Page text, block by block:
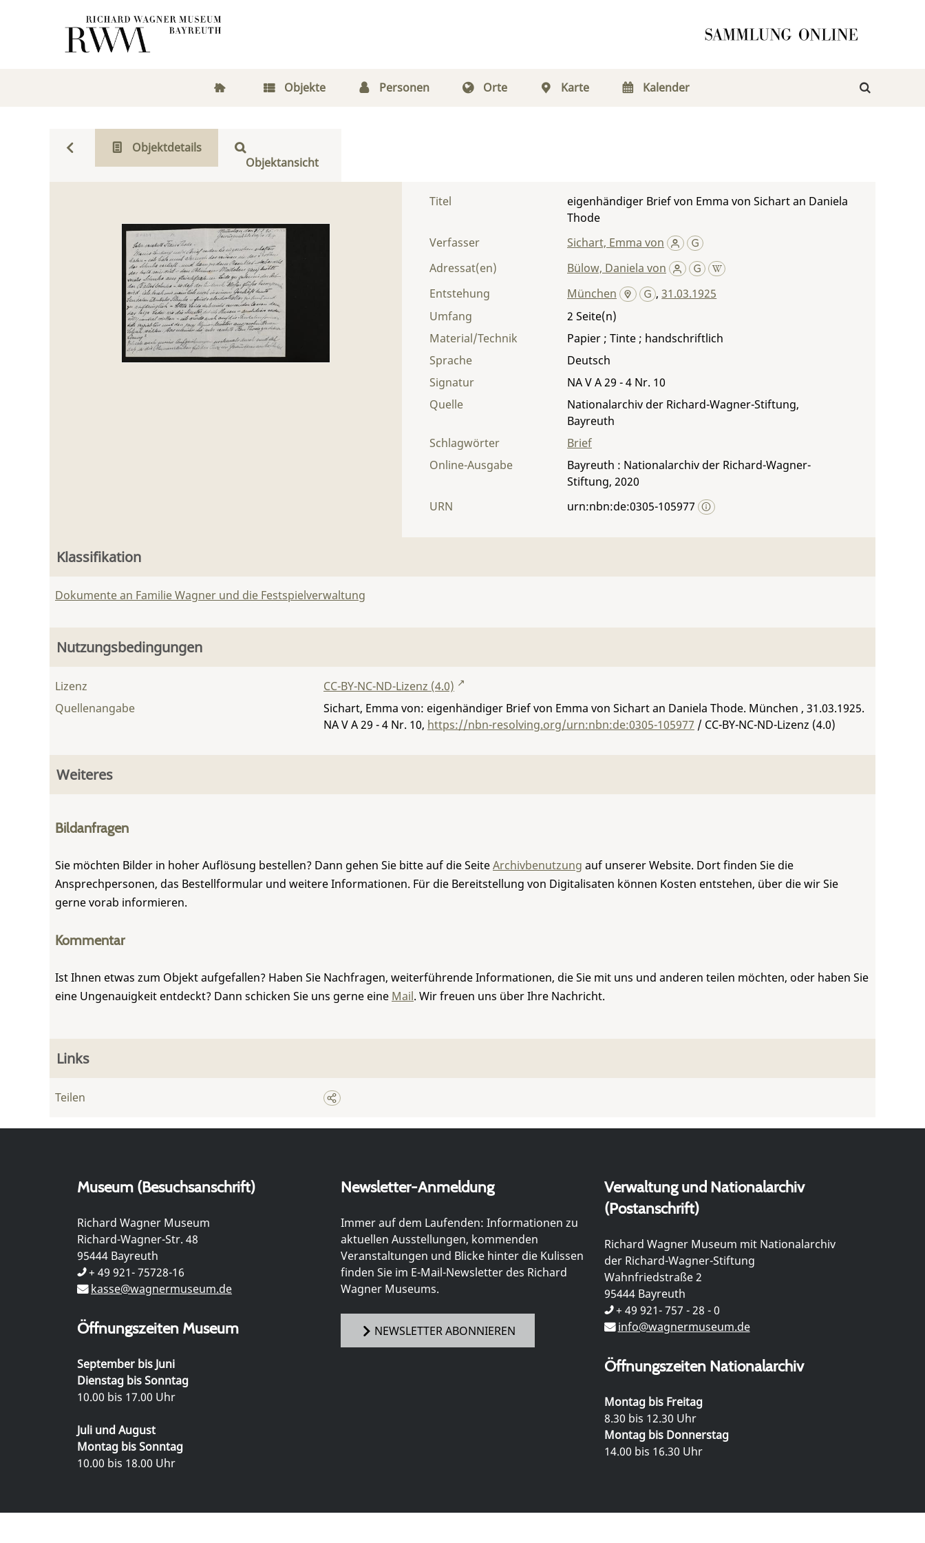
Objekte Personen Orte Karte Kalender
Objektdetails
Objektansicht
Titel
eigenhändiger Brief von Emma von Sichart an Daniela
Thode
Verfasser
Sichart, Emma von
Adressat(en)
Bülow, Daniela von
Entstehung
München ,31.03.1925
Umfang
2
Material/Technik
Papier ; Tinte ; handschriftlich
Sprache
Deutsch
Signatur
NA V A 29 - 4 Nr. 10
Quelle
Nationalarchiv der Richard-Wagner-Stiftung,
Bayreuth
Schlagwörter
Brief
Online-Ausgabe
Bayreuth : Nationalarchiv der Richard-Wagner-
Stiftung, 2020
URN
urn:nbn:de:0305-105977
Klassifikation
Dokumente an Familie Wagner und die Festspielverwaltung
Nutzungsbedingungen
Lizenz
CC-BY-NC-ND-Lizenz (4.0)
Quellenangabe
Sichart, Emma von: eigenhändiger Brief von Emma von Sichart an Daniela Thode. München , 31.03.1925.
NA V A 29 - 4 Nr. 10, https://nbn-resolving.org/urn:nbn:de:0305-105977 / CC-BY-NC-ND-Lizenz (4.0)
Weiteres
Bildanfragen
Sie möchten Bilder in hoher Auflösung bestellen? Dann gehen Sie bitte auf die SeiteArchivbenutzung auf unserer Website. Dort finden Sie die
Ansprechpersonen, das Bestellformular und weitere Informationen. Für die Bereitstellung von Digitalisaten können Kosten entstehen, über die wir Sie
gerne vorab informieren.
Kommentar
Ist Ihnen etwas zum Objekt aufgefallen? Haben Sie Nachfragen, weiterführende Informationen, die Sie mit uns und anderen teilen möchten, oder haben Sie
eine Ungenauigkeit entdeckt? Dann schicken Sie uns gerne eine Mail. Wir freuen uns über Ihre Nachricht.
Links
Teilen
Museum (Besuchsanschrift)
Richard Wagner Museum
Richard-Wagner-Str. 48
95444 Bayreuth
+ 49 921- 75728-16
kasse@wagnermuseum.de
Öffnungszeiten Museum
September bis Juni
Dienstag bis Sonntag
10.00 bis 17.00 Uhr
Juli und August
Montag bis Sonntag
10.00 bis 18.00 Uhr
Newsletter-Anmeldung
Immer auf dem Laufenden: Informationen zu
aktuellen Ausstellungen, kommenden
Veranstaltungen und Blicke hinter die Kulissen
finden Sie im E-Mail-Newsletter des Richard
Wagner Museums.
NEWSLETTER ABONNIEREN
Verwaltung und Nationalarchiv
(Postanschrift)
Richard Wagner Museum mit Nationalarchiv
der Richard-Wagner-Stiftung
Wahnfriedstraße 2
95444 Bayreuth
+ 49 921- 757 - 28 - 0
info@wagnermuseum.de
Öffnungszeiten Nationalarchiv
Montag bis Freitag
8.30 bis 12.30 Uhr
Montag bis Donnerstag
14.00 bis 16.30 Uhr